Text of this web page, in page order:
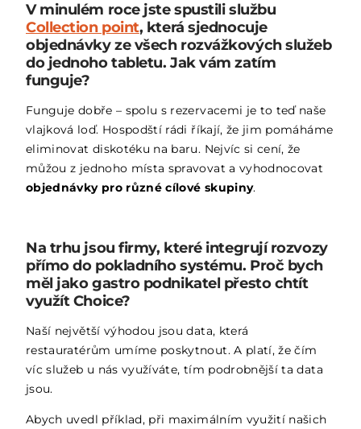
V minulém roce jste spustili službu
Collection point, která sjednocuje
objednávky ze všech rozvážkových služeb
do jednoho tabletu. Jak vám zatím
funguje?
Funguje dobře – spolu s rezervacemi je to teď naše
vlajková loď. Hospodští rádi říkají, že jim pomáháme
eliminovat diskotéku na baru. Nejvíc si cení, že
můžou z jednoho místa spravovat a vyhodnocovat
objednávky pro různé cílové skupiny.
Na trhu jsou firmy, které integrují rozvozy
přímo do pokladního systému. Proč bych
měl jako gastro podnikatel přesto chtít
využít Choice?
Naší největší výhodou jsou data, která
restauratérům umíme poskytnout. A platí, že čím
víc služeb u nás využíváte, tím podrobnější ta data
jsou.
Abych uvedl příklad, při maximálním využití našich